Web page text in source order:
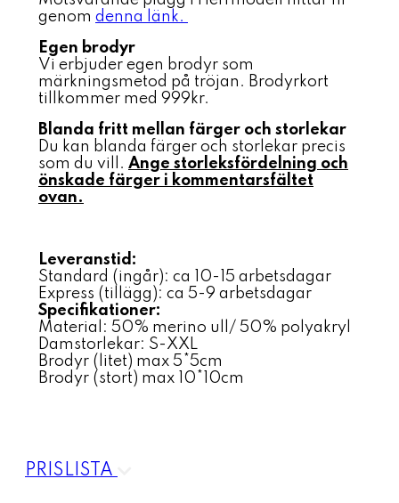
genom denna länk.
Egen brodyr
Vi erbjuder egen brodyr som
märkningsmetod på tröjan. Brodyrkort
tillkommer med 999kr.
Blanda fritt mellan färger och storlekar
Du kan blanda färger och storlekar precis
som du vill. Ange storleksfördelning och
önskade färger i kommentarsfältet
ovan.
Leveranstid:
Standard (ingår): ca 10-15 arbetsdagar
Express (tillägg): ca 5-9 arbetsdagar
Specifikationer:
Material: 50% merino ull/ 50% polyakryl
Damstorlekar: S-XXL
Brodyr (litet) max 5*5cm
Brodyr (stort) max 10*10cm
PRISLISTA